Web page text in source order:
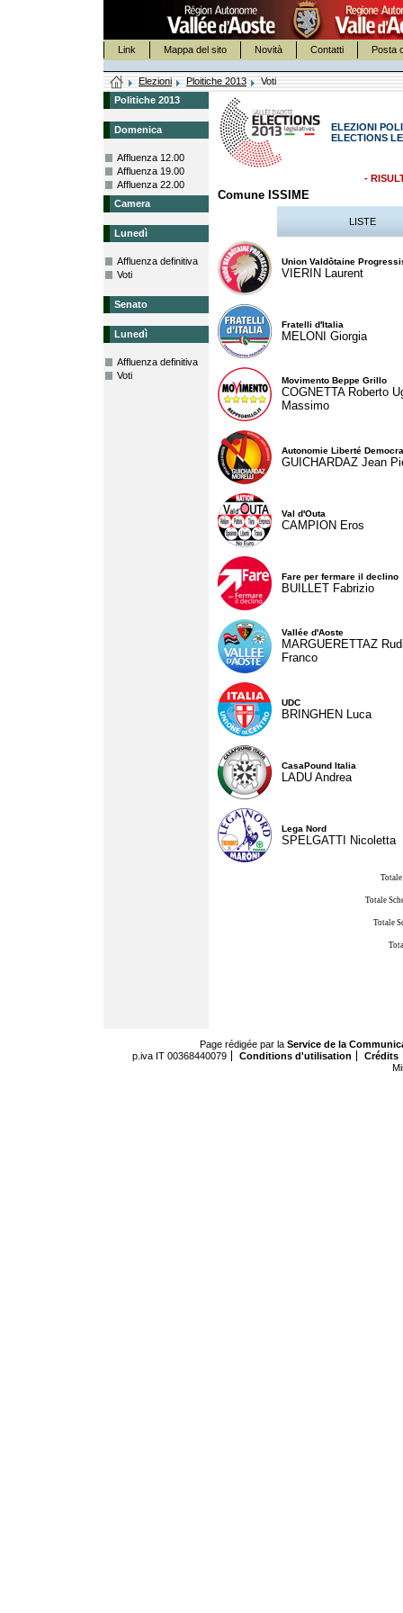
Link Mappa del sito Novità Contatti Posta
Elezioni Ploitiche 2013
Voti
Politiche 2013
Domenica
Affluenza 12.00
Affluenza 19.00
Affluenza 22.00
Camera
Lunedì
Affluenza definitiva
Voti
Senato
Lunedì
Affluenza definitiva
Voti
ELEZIONI
ELECTIONS
-
Comune ISSIME
LISTE
Union Valdôtaine
VIERIN Laurent
Fratelli d'Italia
MELONI Giorgia
Movimento Beppe Grillo
COGNETTA Roberto
Massimo
Autonomie Liberté
GUICHARDAZ Jean
Val d'Outa
CAMPION Eros
Fare per fermare il declino
BUILLET Fabrizio
Vallée d'Aoste
MARGUERETTAZ
Franco
UDC
BRINGHEN Luca
CasaPound Italia
LADU Andrea
Lega Nord
SPELGATTI Nicoletta
Totale
Totale
Page rédigée par la Service de la
p.iva IT 00368440079
Conditions d'utilisation
Crédits